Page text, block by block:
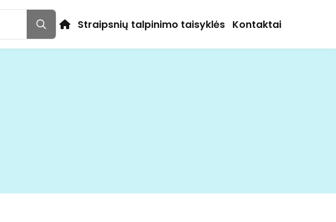
Straipsnių talpinimo taisyklės Kontaktai